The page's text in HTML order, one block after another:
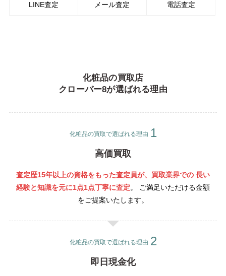
LINE査定 メール査定 電話査定
化粧品の買取店
クローバー8が選ばれる理由
化粧品の買取で選ばれる理由
高価買取
査定歴15年以上の資格をもった査定員が、買取業界での 長い
経験と知識を元に1点1点丁寧に査定。 ご満足いただける金額
をご提案いたします。
化粧品の買取で選ばれる理由
即日現金化